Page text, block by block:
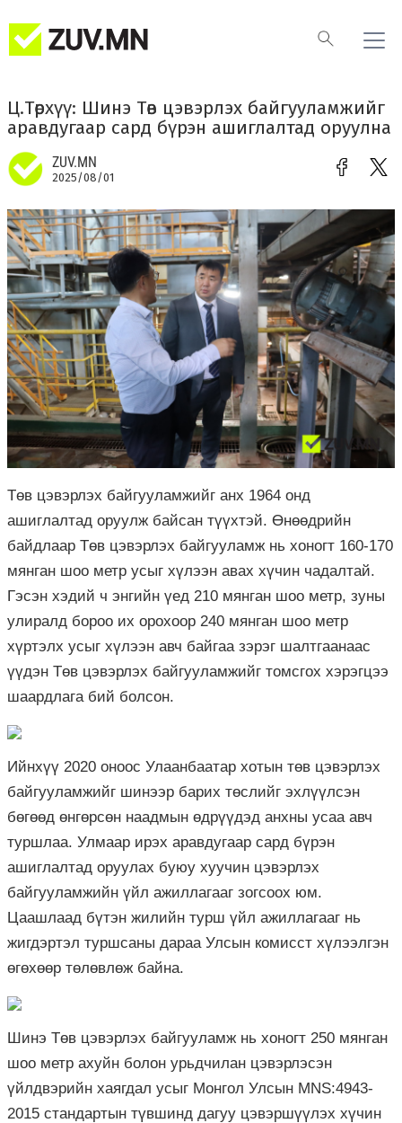
Ц.Төрхүү: Шинэ Төв цэвэрлэх байгууламжийг
аравдугаар сард бүрэн ашиглалтад оруулна
ZUV.MN
2025/08/01
Төв цэвэрлэх байгууламжийг анх 1964 онд
ашиглалтад оруулж байсан түүхтэй. Өнөөдрийн
байдлаар Төв цэвэрлэх байгууламж нь хоногт 160-170
мянган шоо метр усыг хүлээн авах хүчин чадалтай.
Гэсэн хэдий ч энгийн үед 210 мянган шоо метр, зуны
улиралд бороо их орохоор 240 мянган шоо метр
хүртэлх усыг хүлээн авч байгаа зэрэг шалтгаанаас
үүдэн Төв цэвэрлэх байгууламжийг томсгох хэрэгцээ
шаардлага бий болсон.
Ийнхүү 2020 оноос Улаанбаатар хотын төв цэвэрлэх
байгууламжийг шинээр барих төслийг эхлүүлсэн
бөгөөд өнгөрсөн наадмын өдрүүдэд анхны усаа авч
туршлаа. Улмаар ирэх аравдугаар сард бүрэн
ашиглалтад оруулах буюу хуучин цэвэрлэх
байгууламжийн үйл ажиллагааг зогсоох юм.
Цаашлаад бүтэн жилийн турш үйл ажиллагааг нь
жигдэртэл туршсаны дараа Улсын комисст хүлээлгэн
өгөхөөр төлөвлөж байна.
Шинэ Төв цэвэрлэх байгууламж нь хоногт 250 мянган
шоо метр ахуйн болон урьдчилан цэвэрлэсэн
үйлдвэрийн хаягдал усыг Монгол Улсын MNS:4943-
2015 стандартын түвшинд дагуу цэвэршүүлэх хүчин